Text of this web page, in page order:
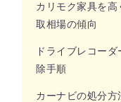
カリモク家具を
取相場の傾向
ドライブレコー
除手順
カーナビの処分方